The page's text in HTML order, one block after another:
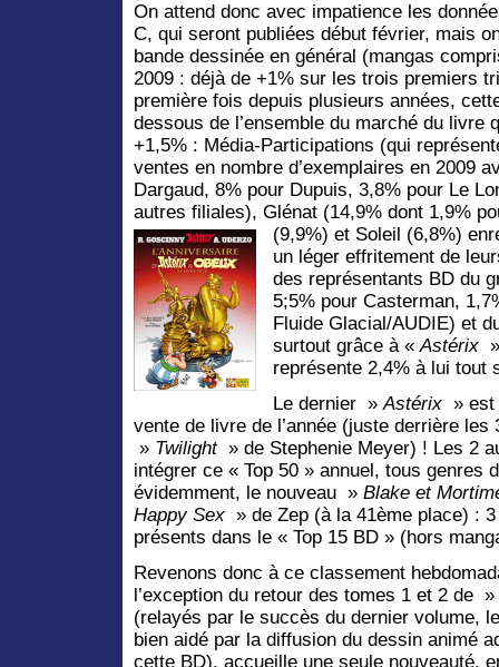
On attend donc avec impatience les
C, qui seront publiées début février, mais
bande dessinée en général (mangas
2009 : déjà de +1% sur les trois premiers
première fois depuis plusieurs années,
dessous de l’ensemble du marché du livre
+1,5% : Média-Participations (qui
ventes en nombre d’exemplaires en 2009
Dargaud, 8% pour Dupuis, 3,8% pour Le
autres filiales), Glénat (14,9% dont 1,9%
(9,9%) et Soleil (6,8%)
un léger effritement de
des représentants BD du
5;5% pour Casterman,
Fluide Glacial/AUDIE) et
surtout grâce à «Astérix
représente 2,4% à lui tout
Le dernier »Astérix » est
vente de livre de l’année (juste derrière
» Twilight» de Stephenie Meyer) ! Les 2
intégrer ce « Top 50 » annuel, tous genres
évidemment, le nouveau » Blake et
Happy Sex » de Zep (à la 41ème place) :
présents dans le « Top 15 BD » (hors
Revenons donc à ce classement
l’exception du retour des tomes 1 et 2 de »
(relayés par le succès du dernier volume,
bien aidé par la diffusion du dessin animé
cette BD), accueille une seule nouveauté,